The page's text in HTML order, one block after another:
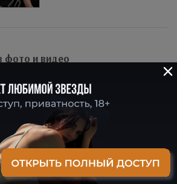
фото и видео
Следующая запись
голая: слив фото и видео 18+
пока нет. Станьте первым!